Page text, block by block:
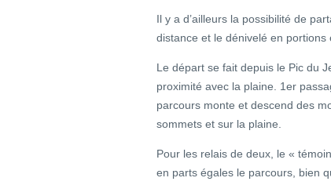
Il y a d’ailleurs la possibilité de
distance et le dénivelé en
Le départ se fait depuis le Pic du
proximité avec la plaine. 1er
parcours monte et descend des
sommets et sur la plaine.
Pour les relais de deux, le «
en parts égales le parcours, bien